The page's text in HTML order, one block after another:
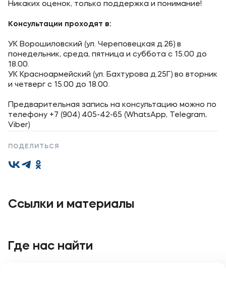
Приемная комиссия
+7 (8442) 49-71-33
Полезное
Банковские реквизиты
Никаких оценок, только поддержка и понимание!
Консультации проходят в:
УК Ворошиловский (ул. Череповецкая д.26) в
понедельник, среда, пятница и суббота с 15.00 до
18.00.
УК Красноармейский (ул. Бахтурова д.25Г) во вторник
и четверг с 15.00 до 18.00.
Предварительная запись на консультацию можно по
телефону +7 (904) 405-42-65 (WhatsApp, Telegram,
Viber)
ПОДЕЛИТЬСЯ
Ссылки и материалы
Где нас найти